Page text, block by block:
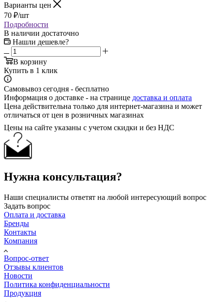
Варианты цен
70 ₽/шт
Подробности
В наличии достаточно
Нашли дешевле?
В корзину
Купить в 1 клик
Самовывоз сегодня - бесплатно
Информация о доставке - на странице доставка и оплата
Цена действительна только для интернет-магазина и может
отличаться от цен в розничных магазинах
Цены на сайте указаны с учетом скидки и без НДС
Нужна консультация?
Наши специалисты ответят на любой интересующий вопрос
Задать вопрос
Оплата и доставка
Бренды
Контакты
Компания
Вопрос-ответ
Отзывы клиентов
Новости
Политика конфиденциальности
Продукция